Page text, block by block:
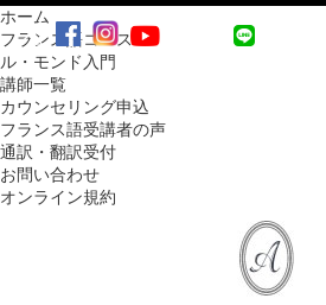
ホーム
フランス語コース
ル・モンド入門
講師一覧
カウンセリング申込
フランス語受講者の声
通訳・翻訳受付
お問い合わせ
オンライン規約